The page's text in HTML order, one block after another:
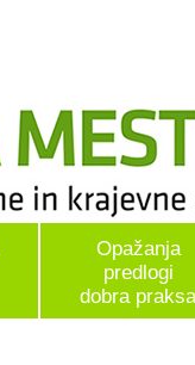
Opažanja
predlogi
dobra praksa